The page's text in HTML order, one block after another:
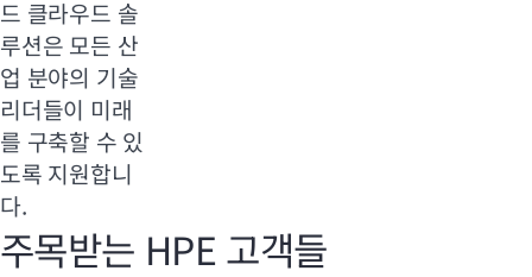
드 클라우드 솔
루션은 모든 산
업 분야의 기술
리더들이 미래
를 구축할 수 있
도록 지원합니
다.
주목받는 HPE 고객들